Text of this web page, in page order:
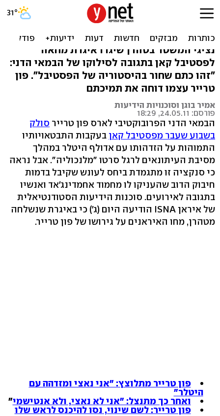
ומי מתייצב לצד פון טרייר?
המשטר האיראני
נציגי המשטר בטהרן שיגרו איגרת מחאה
לפסטיבל קאן בתגובה לסילוקו של הבמאי הדני:
"זהו כתם שחור בהיסטוריה של הפסטיבל". פון
טרייר עצמו דוחה את תמיכתם
אמיר בוגן וסוכנויות הידיעות
פורסם: 24.05.11, 18:29
הבמאי הדני הפרובוקטיבי לארס פון טרייר סולק
בשבוע שעבר מפסטיבל קאן בעקבות התבטאויותיו
התמוהות על הזדהותו עם אדולף היטלר במהלך
מסיבת העיתונאים לרגל סרטו "מלנכוליה". אבל נראה
כי סנקציה זו מתגמדת ביחס לעונש שקיבל בדמות
חיבוק הדוב שהעניקו לו מחמוד אחמדינג'אד ואנשיו
בתגובה לאירועים. סוכנות הידיעות הסטודנטיאלית
של איראן ISNA הודיעה היום (ג') כי באיגרת שנשלחה
מטהרן, מחו האיראנים על גירושו של פון טרייר.
פון טרייר מתלוצץ: "אני נאצי ומזדהה עם
היטלר"
ואחר כך מתנצל: "אני לא נאצי, ולא אנטישמי"
פון טרייר: לשם שינוי, נסו להיכנס לראש שלו